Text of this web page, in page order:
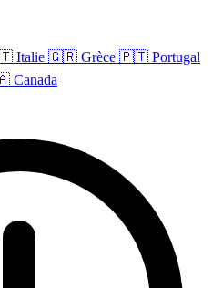
Italie 🇬🇷 Grèce 🇵🇹 Portugal